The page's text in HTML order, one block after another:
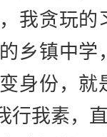
我贪玩
乡镇中
身份，
行我素，